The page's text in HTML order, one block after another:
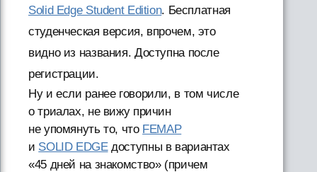
Solid Edge Student Edition. Бесплатная
студенческая версия, впрочем, это
видно из названия. Доступна после
регистрации.
Ну и если ранее говорили, в том числе
о триалах, не вижу причин
не упомянуть то, что FEMAP
и SOLID EDGEдоступны в вариантах
«45 дней на знакомство» (причем